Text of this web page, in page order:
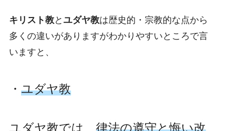
キリスト教と ユダヤ教は歴史的・宗教的な点から
多くの違いがありますがわかりやすいところで言
いますと、
・ ユダヤ教
ユダヤ教では、 律法の遵守と悔い改